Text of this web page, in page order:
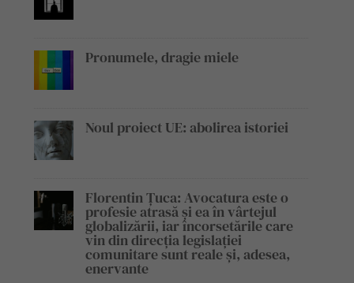
Pronumele, dragie miele
Noul proiect UE: abolirea istoriei
Florentin Țuca: Avocatura este o
profesie atrasă și ea în vârtejul
globalizării, iar încorsetările care
vin din direcția legislației
comunitare sunt reale și, adesea,
enervante